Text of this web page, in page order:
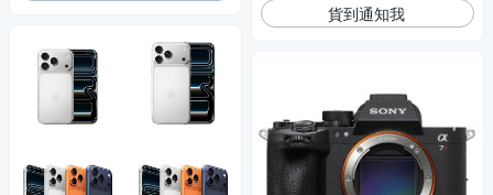
貨到通知我